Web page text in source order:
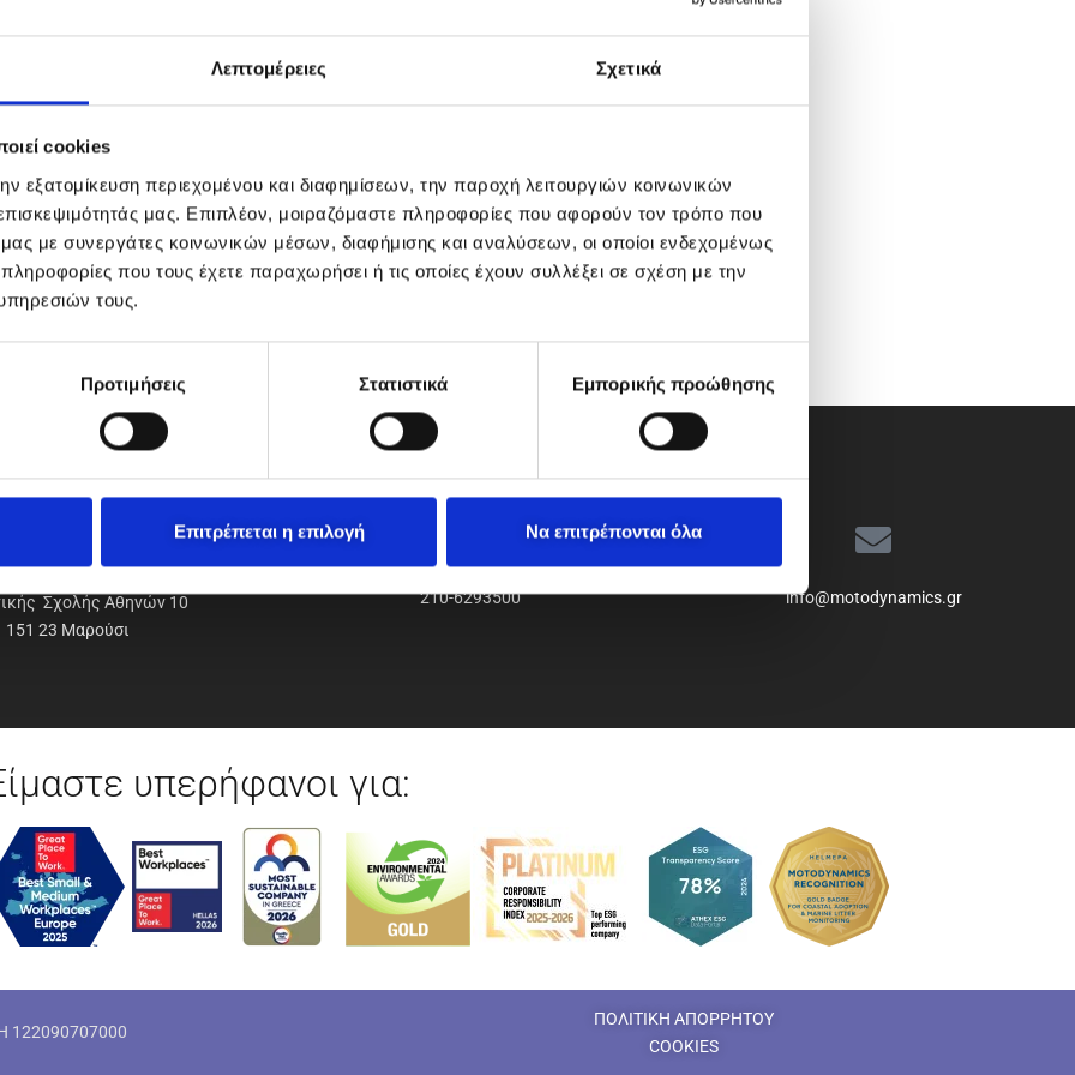
Λεπτομέρειες Σχετικά
cookies
εξατομίκευση περιεχομένου και διαφημίσεων, την παροχή λειτουργιών κοινωνικών
μας. Επιπλέον, μοιραζόμαστε πληροφορίες που αφορούν τον τρόπο που
μας με συνεργάτες κοινωνικών μέσων, διαφήμισης και αναλύσεων, οι οποίοι ενδεχομένως
που τους έχετε παραχωρήσει ή τις οποίες έχουν συλλέξει σε σχέση με την
τους.
Προτιμήσεις Στατιστικά Εμπορικής προώθησης
Επιτρέπεται η επιλογή Να επιτρέπονται όλα
Α.Ε.Ε.
Σχολής Αθηνών 10
151 23 Μαρούσι
210-6293500 info@motodynamics.gr
υπερήφανοι για:
122090707000
ΠΟΛΙΤΙΚΗ ΑΠΟΡΡΗΤΟΥ
COOKIES